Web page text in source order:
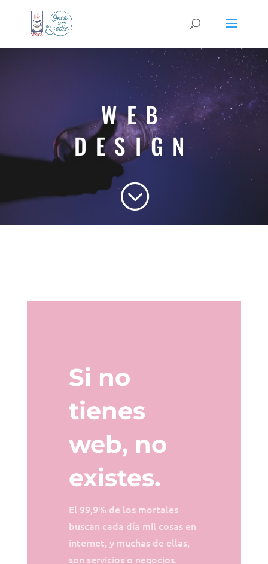
WEB
DESIGN
;
Si no
tienes
web, no
existes.
El 99,9% de los mortales
buscan cada día mil cosas en
internet, y muchas de ellas,
son servicios o negocios.